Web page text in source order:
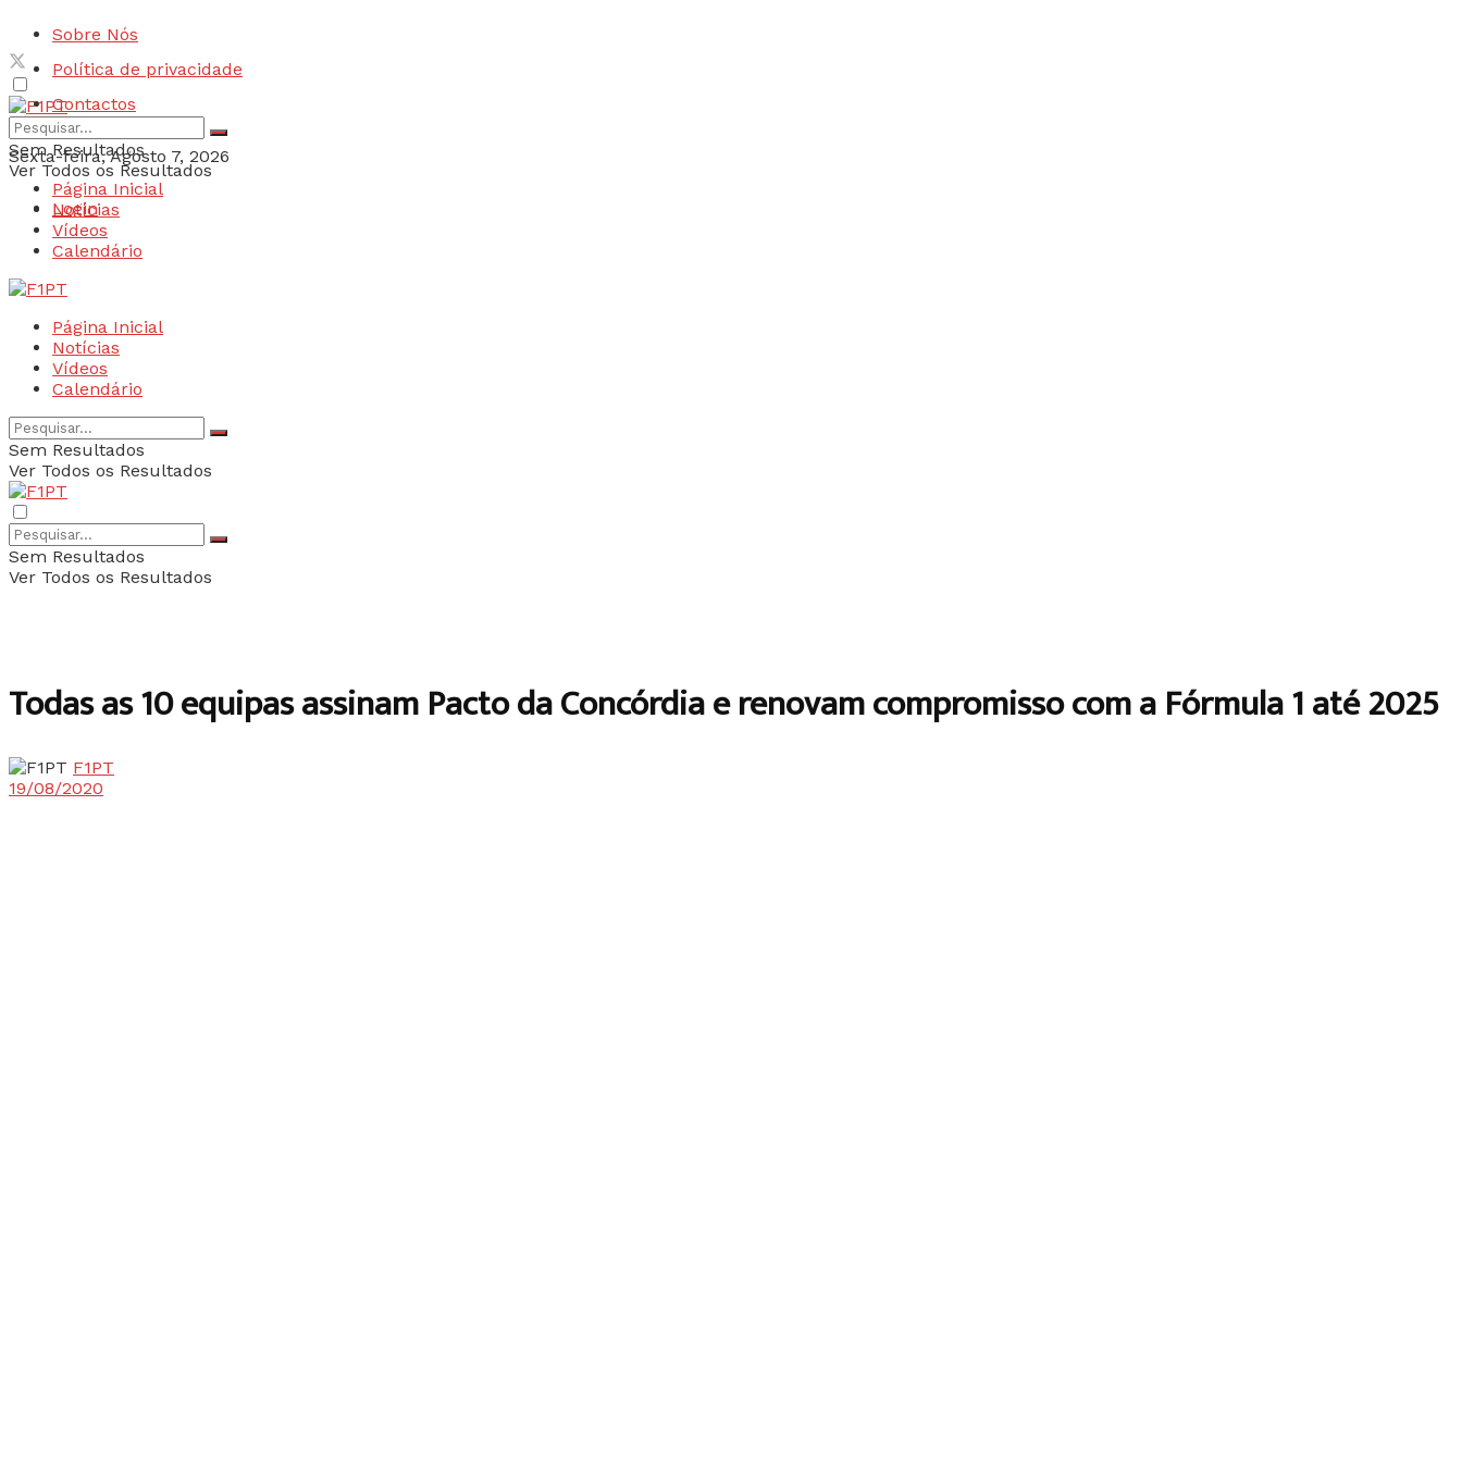
Sobre Nós
Política de privacidade
Contactos
Sexta-feira, Agosto 7, 2026
Login
Sem Resultados
Ver Todos os Resultados
Página Inicial
Notícias
Vídeos
Calendário
Página Inicial
Notícias
Vídeos
Calendário
Sem Resultados
Ver Todos os Resultados
Sem Resultados
Ver Todos os Resultados
Todas as 10 equipas assinam Pacto da Concórdia e renovam compromisso com a Fórmula 1 até 2025
F1PT
19/08/2020